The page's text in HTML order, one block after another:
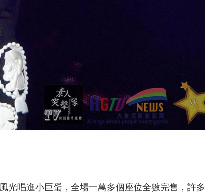
光唱進小巨蛋，全場一萬多個座位全數完售，許